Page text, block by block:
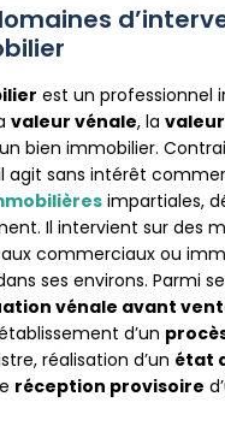
est un professionnel
valeur vénale, la
bien immobilier.
agit sans intérêt
impartiales,
Il intervient sur des
commerciaux ou
ses environs. Parmi
vénale avant
d’un
réalisation d’un état
réception provisoire